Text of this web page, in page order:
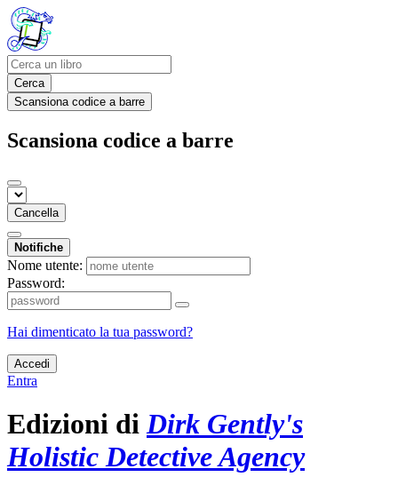
Cerca
Scansiona codice a barre
Scansiona codice a barre
Cancella
Notifiche
Nome utente:
Password:
Hai dimenticato la tua password?
Accedi
Entra
Edizioni diDirk Gently's
Holistic Detective Agency